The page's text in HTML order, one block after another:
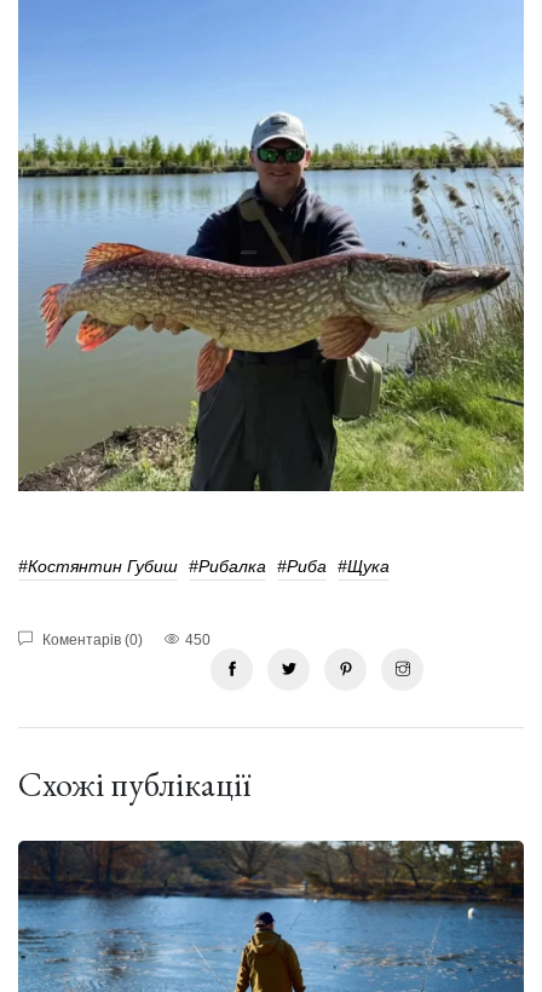
#Костянтин Губиш #Рибалка #Риба #Щука
Коментарів (0) 450
Схожі публікації